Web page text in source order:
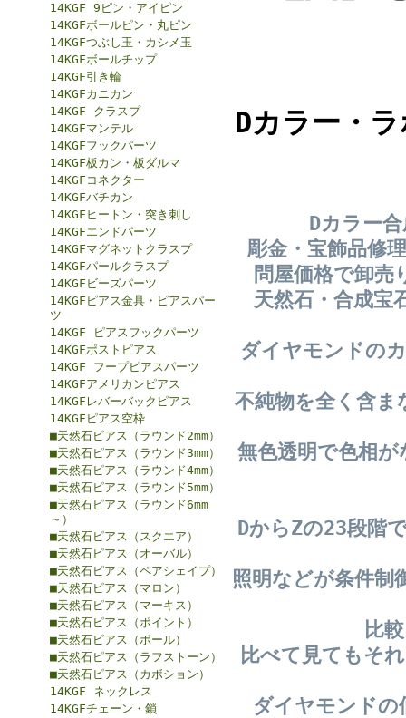
14KGF 9ピン・アイピン
14KGFボールピン・丸ピン
14KGFつぶし玉・カシメ玉
14KGFボールチップ
14KGF引き輪
14KGFカニカン
14KGF クラスプ
14KGFマンテル
14KGFフックパーツ
14KGF板カン・板ダルマ
14KGFコネクター
14KGFバチカン
14KGFヒートン・突き刺し
14KGFエンドパーツ
14KGFマグネットクラスプ
14KGFパールクラスプ
14KGFビーズパーツ
14KGFピアス金具・ピアスパー
ツ
14KGF ピアスフックパーツ
14KGFポストピアス
14KGF フープピアスパーツ
14KGFアメリカンピアス
14KGFレバーバックピアス
14KGFピアス空枠
■天然石ピアス（ラウンド2mm）
■天然石ピアス（ラウンド3mm）
■天然石ピアス（ラウンド4mm）
■天然石ピアス（ラウンド5mm）
■天然石ピアス（ラウンド6mm
～）
■天然石ピアス（スクエア）
■天然石ピアス（オーバル）
■天然石ピアス（ペアシェイプ）
■天然石ピアス（マロン）
■天然石ピアス（マーキス）
■天然石ピアス（ポイント）
■天然石ピアス（ボール）
■天然石ピアス（ラフストーン）
■天然石ピアス（カボション）
14KGF ネックレス
14KGFチェーン・鎖
Dカラー・
Dカラー
彫金・宝飾品修
問屋価格で卸売
天然石・合成宝
ダイヤモンドの
不純物を全く含ま
無色透明で色相
DからZの23段階
照明などが条件制
比
比べて見てもそ
ダイヤモンドの